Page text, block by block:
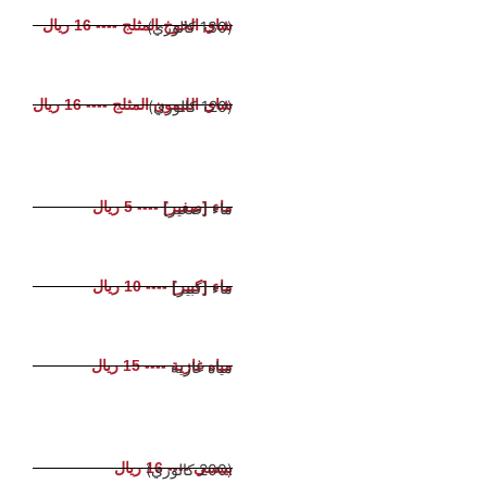
شاي الخوخ المثلج ---- 16 ريال
(130 كالوري)
شاي الليمون المثلج ---- 16 ريال
(120 كالوري)
ماء [صغير] ---- 5 ريال
ماء [صغير]
ماء [كبير] ---- 10 ريال
ماء [كبير]
مياه غازية ---- 15 ريال
مياه غازية
بيبسي ---- 16 ريال
(200 كالوري)